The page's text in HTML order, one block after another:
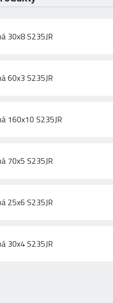
30x8 S235JR
60x3 S235JR
160x10 S235JR
70x5 S235JR
25x6 S235JR
30x4 S235JR